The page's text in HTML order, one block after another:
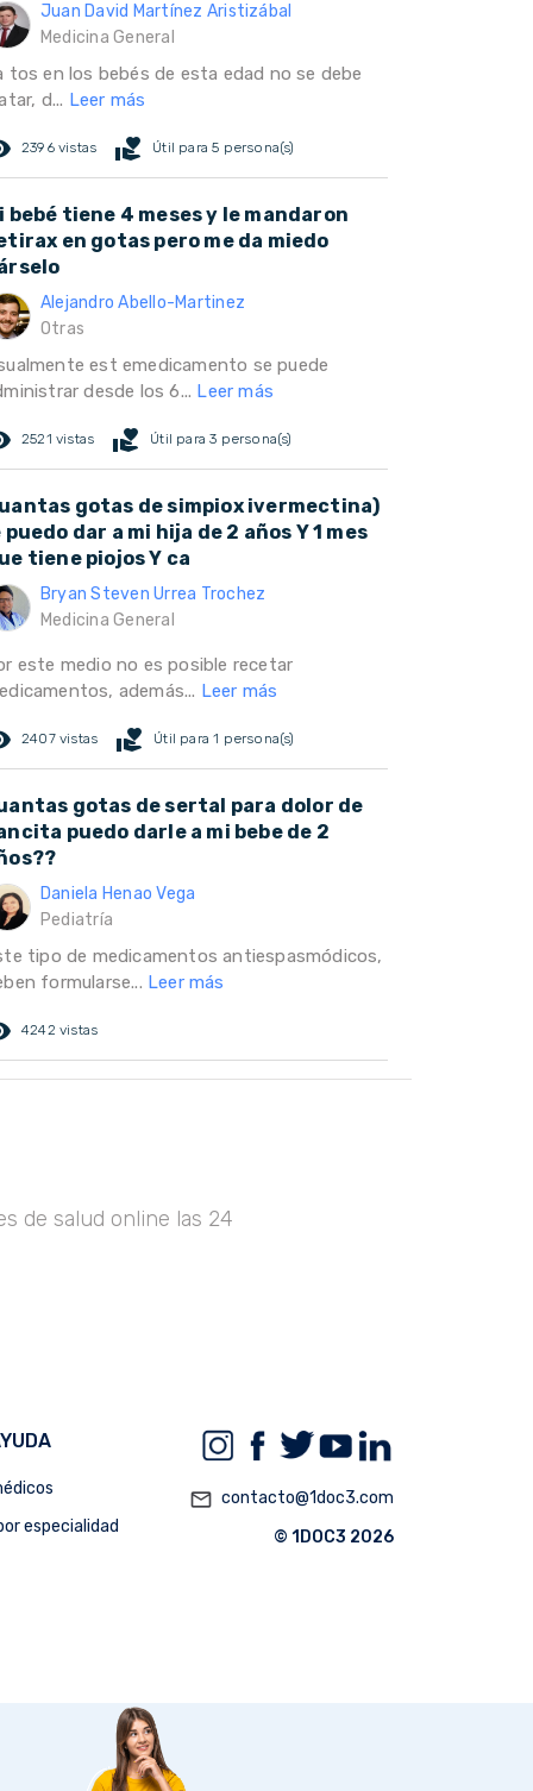
Juan David Martínez Aristizábal
Medicina General
tos en los bebés de esta edad no se debe
d... Leer más
2396 vistas volunteer_activism Útil para 5 persona(s)
bebé tiene 4 meses y le mandaron
en gotas pero me da miedo
Alejandro Abello-Martinez
Otras
est emedicamento se puede
desde los 6... Leer más
2521 vistas volunteer_activism Útil para 3 persona(s)
gotas de simpiox ivermectina)
puedo dar a mi hija de 2 años Y 1 mes
tiene piojos Y ca
Bryan Steven Urrea Trochez
Medicina General
este medio no es posible recetar
además... Leer más
2407 vistas volunteer_activism Útil para 1 persona(s)
gotas de sertal para dolor de
puedo darle a mi bebe de 2
Daniela Henao Vega
Pediatría
tipo de medicamentos antiespasmódicos,
formularse... Leer más
4242 vistas
de salud online las 24
especialidad
mail_outline contacto@1doc3.com
© 1DOC3 2026